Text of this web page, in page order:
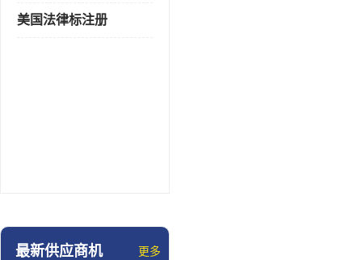
美国法律标注册
最新供应商机 更多